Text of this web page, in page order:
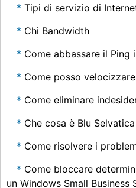
Tipi di servizio di
Chi Bandwidth
Come abbassare il Ping
Come posso
Come eliminare
Che cosa è Blu Selvatica
Come risolvere i
Come bloccare
un Windows Small Business